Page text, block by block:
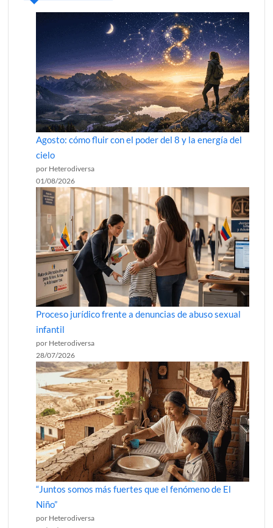
Agosto: cómo fluir con el poder del 8 y la energía del
cielo
por Heterodiversa
01/08/2026
Proceso jurídico frente a denuncias de abuso sexual
infantil
por Heterodiversa
28/07/2026
“Juntos somos más fuertes que el fenómeno de El
Niño”
por Heterodiversa